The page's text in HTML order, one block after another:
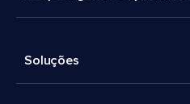
Soluções